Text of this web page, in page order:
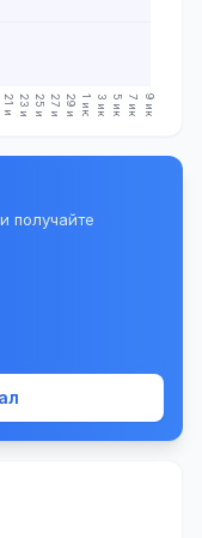
21 июн.23 июн.25 июн.27 июн.29 июн. 1 июл. 3 июл.5 июл.7 июл. 9 июл.
получайте